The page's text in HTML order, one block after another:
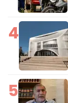
4
5